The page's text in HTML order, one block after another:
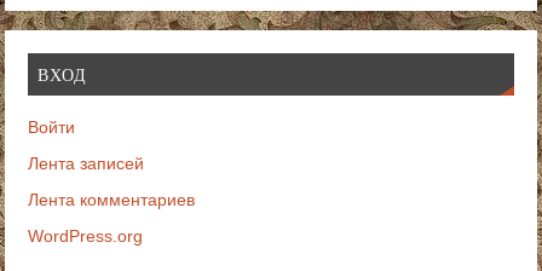
ВХОД
Войти
Лента записей
Лента комментариев
WordPress.org